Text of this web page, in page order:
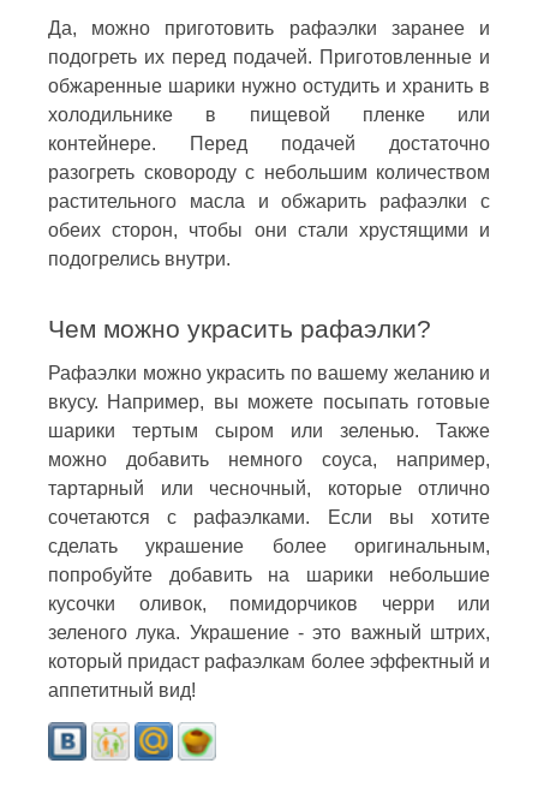
Да, можно приготовить рафаэлки заранее и
подогреть их перед подачей. Приготовленные и
обжаренные шарики нужно остудить и хранить в
холодильнике в пищевой пленке или
контейнере. Перед подачей достаточно
разогреть сковороду с небольшим количеством
растительного масла и обжарить рафаэлки с
обеих сторон, чтобы они стали хрустящими и
подогрелись внутри.
Чем можно украсить рафаэлки?
Рафаэлки можно украсить по вашему желанию и
вкусу. Например, вы можете посыпать готовые
шарики тертым сыром или зеленью. Также
можно добавить немного соуса, например,
тартарный или чесночный, которые отлично
сочетаются с рафаэлками. Если вы хотите
сделать украшение более оригинальным,
попробуйте добавить на шарики небольшие
кусочки оливок, помидорчиков черри или
зеленого лука. Украшение - это важный штрих,
который придаст рафаэлкам более эффектный и
аппетитный вид!